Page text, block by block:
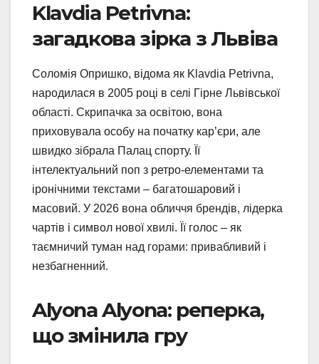
Klavdia Petrivna:
загадкова зірка з Львіва
Соломія Опришко, відома як Klavdia Petrivna,
народилася в 2005 році в селі Гірне Львівської
області. Скрипачка за освітою, вона
приховувала особу на початку кар’єри, але
швидко зібрала Палац спорту. Її
інтелектуальний поп з ретро-елементами та
іронічними текстами – багатошаровий і
масовий. У 2026 вона обличчя брендів, лідерка
чартів і символ нової хвилі. Її голос – як
таємничий туман над горами: привабливий і
незбагненний.
Alyona Alyona: реперка,
що змінила гру